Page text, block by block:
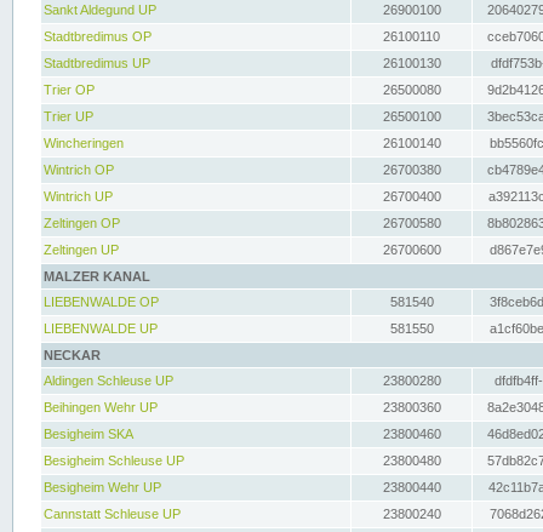
Sankt Aldegund UP
26900100
Stadtbredimus OP
26100110
Stadtbredimus UP
26100130
Trier OP
26500080
Trier UP
26500100
Wincheringen
26100140
Wintrich OP
26700380
Wintrich UP
26700400
Zeltingen OP
26700580
Zeltingen UP
26700600
MALZER KANAL
LIEBENWALDE OP
581540
LIEBENWALDE UP
581550
NECKAR
Aldingen Schleuse UP
23800280
Beihingen Wehr UP
23800360
Besigheim SKA
23800460
Besigheim Schleuse UP
23800480
Besigheim Wehr UP
23800440
Cannstatt Schleuse UP
23800240